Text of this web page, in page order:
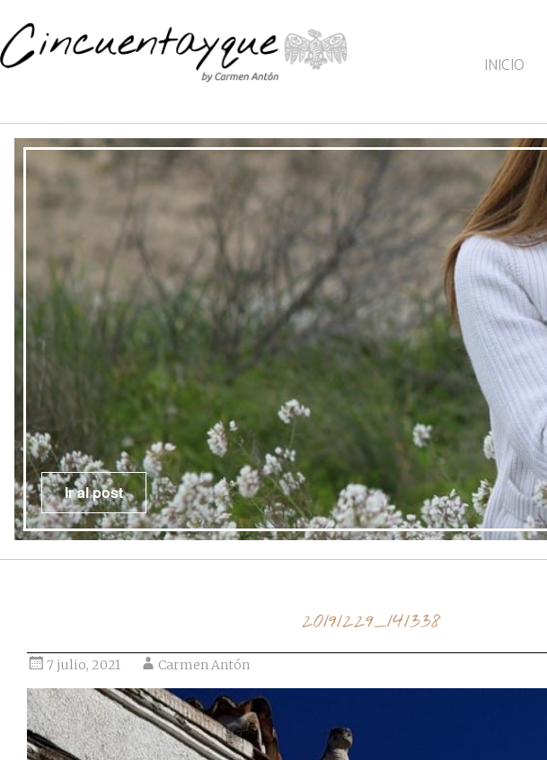
INICIO
Ir al post
20191229_141338
7 julio, 2021 Carmen Antón